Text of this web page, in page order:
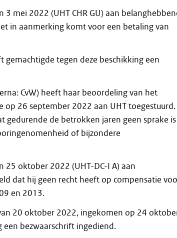
3 mei 2022 (UHT CHR GU) aan
in aanmerking komt voor een betaling van
gemachtigde tegen deze beschikking een
CvW) heeft haar beoordeling van het
op 26 september 2022 aan UHT toegestuurd.
gedurende de betrokken jaren geen sprake is
of bijzondere
25 oktober 2022 (UHT-DC-I A) aan
dat hij geen recht heeft op compensatie
en 2013.
20 oktober 2022, ingekomen op 24
een bezwaarschrift ingediend.